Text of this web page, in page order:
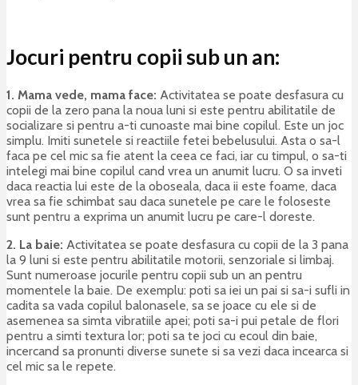
Jocuri pentru copii sub un an:
1. Mama vede, mama face: Activitatea se poate desfasura cu
copii de la zero pana la noua luni si este pentru abilitatile de
socializare si pentru a-ti cunoaste mai bine copilul. Este un joc
simplu. Imiti sunetele si reactiile fetei bebelusului. Asta o sa-l
faca pe cel mic sa fie atent la ceea ce faci, iar cu timpul, o sa-ti
intelegi mai bine copilul cand vrea un anumit lucru. O sa inveti
daca reactia lui este de la oboseala, daca ii este foame, daca
vrea sa fie schimbat sau daca sunetele pe care le foloseste
sunt pentru a exprima un anumit lucru pe care-l doreste.
2. La baie: Activitatea se poate desfasura cu copii de la 3 pana
la 9 luni si este pentru abilitatile motorii, senzoriale si limbaj.
Sunt numeroase jocurile pentru copii sub un an pentru
momentele la baie. De exemplu: poti sa iei un pai si sa-i sufli in
cadita sa vada copilul balonasele, sa se joace cu ele si de
asemenea sa simta vibratiile apei; poti sa-i pui petale de flori
pentru a simti textura lor; poti sa te joci cu ecoul din baie,
incercand sa pronunti diverse sunete si sa vezi daca incearca si
cel mic sa le repete.